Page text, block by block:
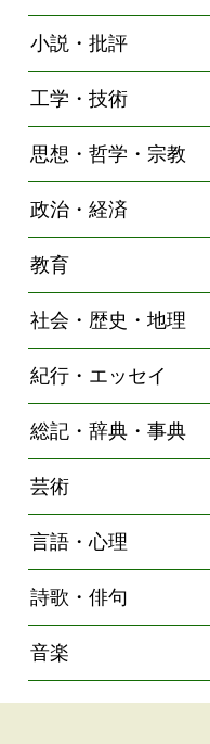
小説・批評
工学・技術
思想・哲学・宗教
政治・経済
教育
社会・歴史・地理
紀行・エッセイ
総記・辞典・事典
芸術
言語・心理
詩歌・俳句
音楽